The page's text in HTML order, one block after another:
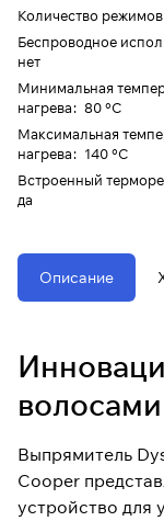
Количество режимов
Беспроводное
нет
Минимальная
нагрева: 80 °C
Максимальная
нагрева: 140 °C
Встроенный
да
Описание
волосами
Выпрямитель
Cooper
устройство для